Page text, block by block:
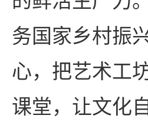
务国家乡村振
心，把艺术工
课堂，让文化